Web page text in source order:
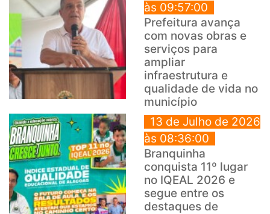
às 09:57:00
Prefeitura avança
com novas obras e
serviços para
ampliar
infraestrutura e
qualidade de vida no
município
13 de Julho de 2026
às 08:36:00
Branquinha
conquista 11º lugar
no IQEAL 2026 e
segue entre os
destaques de